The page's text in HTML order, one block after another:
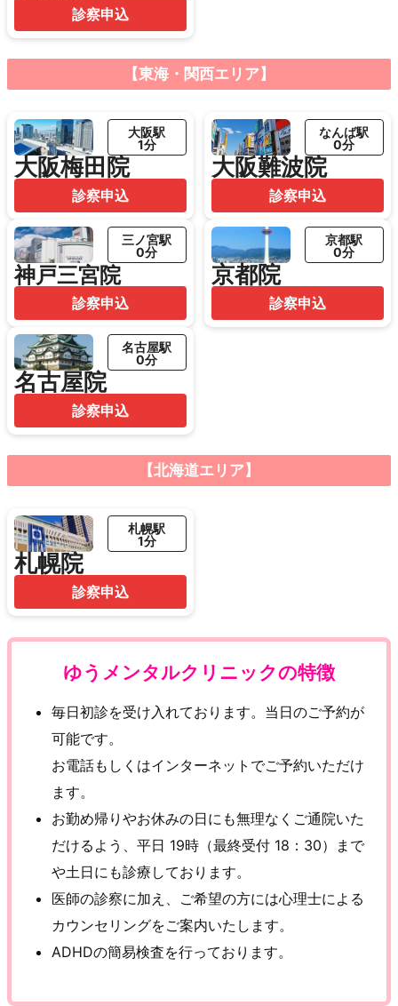
診察申込
【東海・関西エリア】
大阪梅田院
大阪駅
1分
診察申込
大阪難波院
なんば駅
0分
診察申込
神戸三宮院
三ノ宮駅
0分
診察申込
京都院
京都駅
0分
診察申込
名古屋院
名古屋駅
0分
診察申込
【北海道エリア】
札幌院
札幌駅
1分
診察申込
ゆうメンタルクリニックの特徴
毎日初診を受け入れております。当日のご予約が
可能です。
お電話もしくはインターネットでご予約いただけ
ます。
お勤め帰りやお休みの日にも無理なくご通院いた
だけるよう、平日 19時（最終受付 18：30）まで
や土日にも診療しております。
医師の診察に加え、ご希望の方には心理士による
カウンセリングをご案内いたします。
ADHDの簡易検査を行っております。